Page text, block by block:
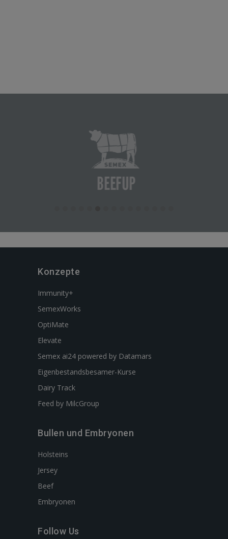
Konzepte
Immunity+
SemexWorks
OptiMate
Elevate
Semex ai24 powered by Datamars
Eigenbestandsbesamer-Kurse
Dairy Track
Feed by MilcGroup
Bullen und Embryonen
Holsteins
Jersey
Beef
Embryonen
Follow Us